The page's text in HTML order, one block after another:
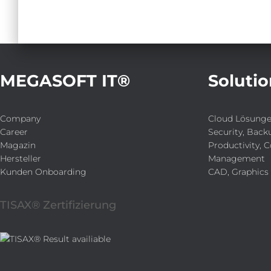
MEGASOFT IT®
Company
Career
Magazin
Hersteller
Kunden Onboarding
TISAX® Zertifizierung
Cloud
Security,
Productivity,
Management
CAD,